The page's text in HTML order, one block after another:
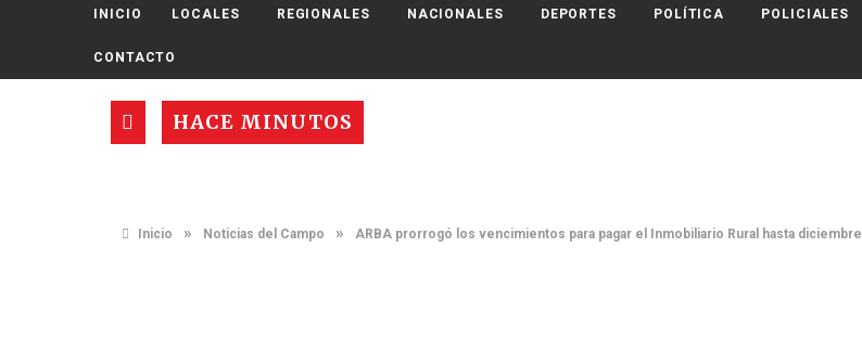
INICIO LOCALES REGIONALES NACIONALES DEPORTES POLÍTICA POLICIALES
CONTACTO
HACE MINUTOS
Inicio » Noticias del Campo » ARBA prorrogó los vencimientos para pagar el Inmobiliario Rural hasta diciembre